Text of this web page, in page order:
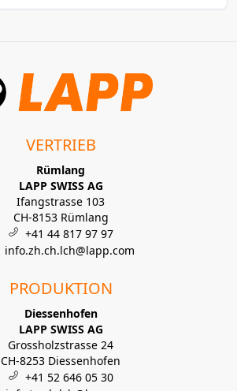
VERTRIEB
Rümlang
LAPP SWISS AG
Ifangstrasse 103
CH-8153 Rümlang
+41 44 817 97 97
info.zh.ch.lch@lapp.com
PRODUKTION
Diessenhofen
LAPP SWISS AG
Grossholzstrasse 24
CH-8253 Diessenhofen
+41 52 646 05 30